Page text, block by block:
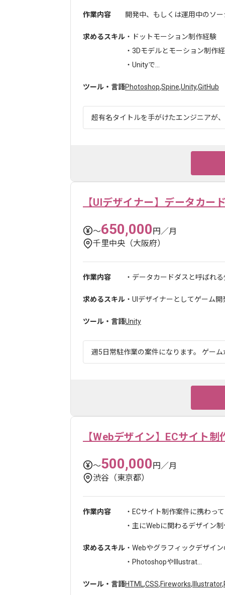
作業内容 開発中、もしくは運用中のソ
求めるスキル ・ドットモーション制作経験
・3Dモデルとモーション制作
・Unityで...
ツール・言語Photoshop,Spine,Unity,GitHub
超有名タイトルを手がけたエンジニアが
【UIデザイナー】データカー
〜650,000円／月
千里中央（大阪府）
作業内容 ・データカードダスと呼ばれ
求めるスキル ・UIデザイナーとしてゲーム
ツール・言語Unity
週5日常駐作業の案件になります。 ゲー
【Webデザイン】ECサイト制
〜500,000円／月
渋谷（東京都）
作業内容
・ECサイト制作案件に携わっ
・主にWebに関わるデザイン制
求めるスキル ・Webやグラフィックデザイ
・PhotoshopやIllustrat...
ツール・言語HTML ,CSS,Fireworks, Illustrator,